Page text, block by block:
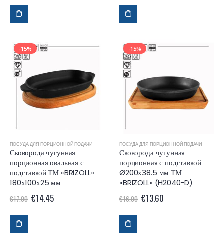
-15%
ПОСУДА ДЛЯ ПОРЦИОННОЙ ПОДАЧИ
Сковорода чугунная
порционная овальная с
подставкой ТМ «BRIZOLL»
180х100х25 мм
€17.00 €14.45
-15%
ПОСУДА ДЛЯ ПОРЦИОННОЙ ПОДАЧИ
Сковорода чугунная
порционная с подставкой
Ø200х38.5 мм ТМ
«BRIZOLL» (H2040-D)
€16.00 €13.60